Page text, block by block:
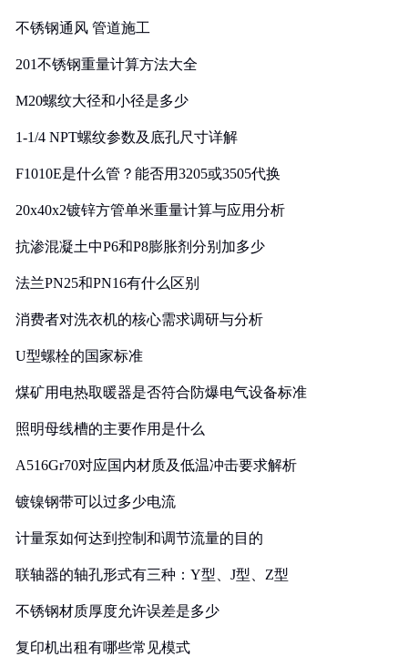
不锈钢通风 管道施工
201不锈钢重量计算方法大全
M20螺纹大径和小径是多少
1-1/4 NPT螺纹参数及底孔尺寸详解
F1010E是什么管？能否用3205或3505代换
20x40x2镀锌方管单米重量计算与应用分析
抗渗混凝土中P6和P8膨胀剂分别加多少
法兰PN25和PN16有什么区别
消费者对洗衣机的核心需求调研与分析
U型螺栓的国家标准
煤矿用电热取暖器是否符合防爆电气设备标准
照明母线槽的主要作用是什么
A516Gr70对应国内材质及低温冲击要求解析
镀镍钢带可以过多少电流
计量泵如何达到控制和调节流量的目的
联轴器的轴孔形式有三种：Y型、J型、Z型
不锈钢材质厚度允许误差是多少
复印机出租有哪些常见模式